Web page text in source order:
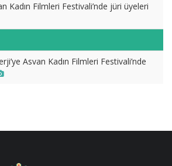
Kadın Filmleri Festivali’nde jüri üyeleri
Asvan Kadın Filmleri Festivali’nde